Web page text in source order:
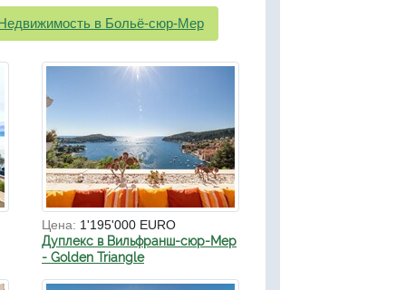
в Больё-сюр-Мер
Цена: 1'195'000 EURO
Дуплекс в Вильфранш-сюр-Мер
- Golden Triangle